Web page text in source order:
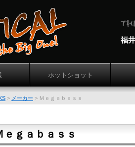
福
ホットショット
> メーカー > Ｍｅｇａｂａｓｓ
ｅｇａｂａｓｓ